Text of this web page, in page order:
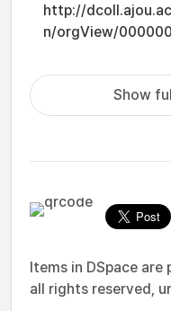
http://
n/orgView/
Show
Items in DSpace
all rights reserved,